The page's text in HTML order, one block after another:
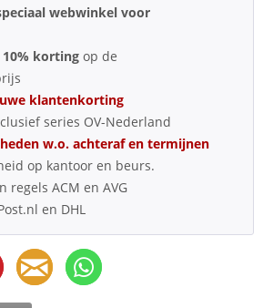
webwinkel voor
10% korting op de
klantenkorting
series OV-Nederland
w.o. achteraf en termijnen
op kantoor en beurs.
regels ACM en AVG
en DHL